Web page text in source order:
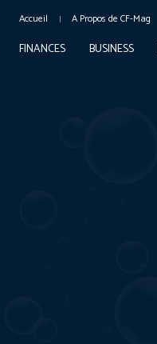
Accueil A Propos de CF-Mag
FINANCES BUSINESS